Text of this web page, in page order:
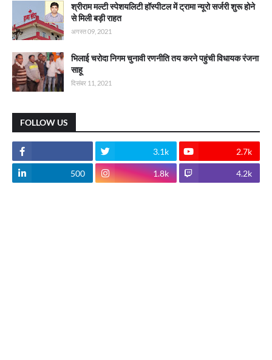
श्रीराम मल्टी स्पेशयलिटी हॉस्पीटल में ट्रामा न्यूरो सर्जरी शुरू होने
से मिली बड़ी राहत
अगस्त 09, 2021
भिलाई चरोदा निगम चुनावी रणनीति तय करने पहुंची विधायक रंजना
साहू
दिसंबर 11, 2021
FOLLOW US
3.1k 2.7k
500 1.8k 4.2k